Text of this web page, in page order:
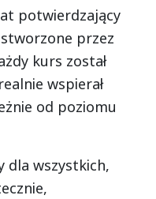
potwierdzający
przez
kurs został
wspierał
od poziomu
dla wszystkich,